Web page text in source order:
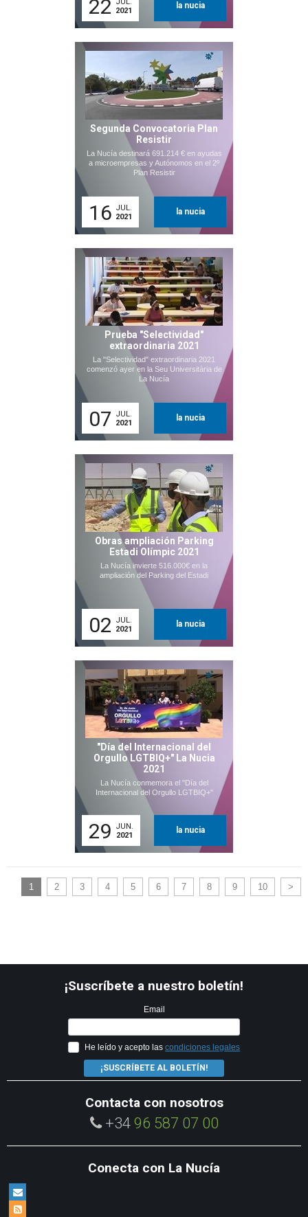
22
2021
la nucia
Segunda Convocatoria Plan
Resistir
La Nucía destinará 691.214 € en ayudas
a microempresas y Autónomos en el 2º
Plan Resistir
16 JUL.
2021
la nucia
Prueba "Selectividad"
extraordinaria 2021
La "Selectividad" extraordinaria 2021
comenzó ayer en la Seu Universitària de
La Nucía
07
JUL.
2021
la nucia
Obras ampliación Parking
Estadi Olímpic 2021
La Nucía invierte 516.000€ en la
ampliación del Parking del Estadi
02
JUL.
2021
la nucia
"Día del Internacional del
Orgullo LGTBIQ+" La Nucia
2021
La Nucía conmemora el "Día del
Internacional del Orgullo LGTBIQ+"
29
JUN.
2021
la nucia
1 2 3 4 5 6 7 8 9 10 >
¡Suscríbete a nuestro boletín!
Email
He leído y acepto las condiciones legales
¡SUSCRÍBETE AL BOLETÍN!
Contacta con nosotros
+34 96 587 07 00
Conecta con La Nucía